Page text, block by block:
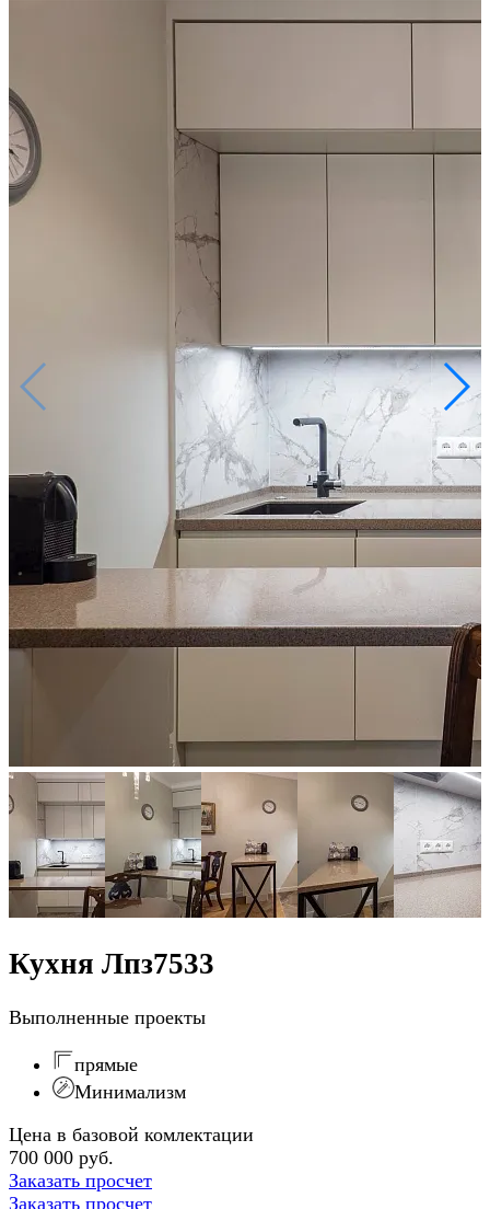
Кухня Лпз7533
Выполненные проекты
прямые
Минимализм
Цена в базовой комлектации
700 000 руб.
Заказать просчет
Заказать просчет